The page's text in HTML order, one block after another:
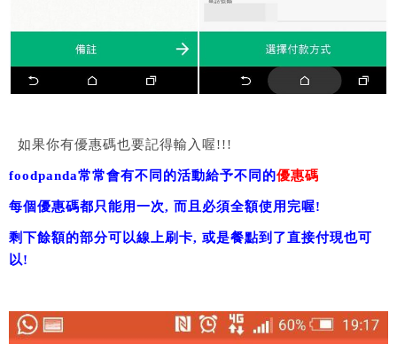
如果你有優惠碼也要記得輸入喔!!!
foodpanda常常會有不同的活動給予不同的優惠碼
每個優惠碼都只能用一次, 而且必須全額使用完喔!
剩下餘額的部分可以線上刷卡, 或是餐點到了直接付現也可
以!